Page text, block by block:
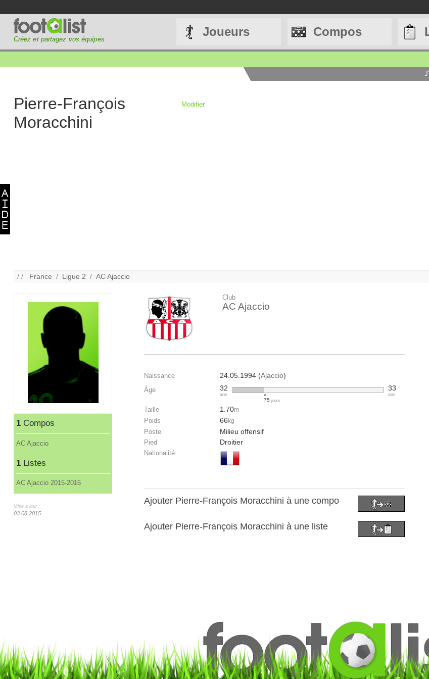
Créez et partagez vos équipes
Joueurs Compos
Pierre-François
Moracchini
Modifier
/ / France / Ligue 2 /AC Ajaccio
1Compos
AC Ajaccio
1Listes
AC Ajaccio 2015-2016
Mise à jour :
03.08.2015
Club
AC Ajaccio
Naissance 24.05.1994 (Ajaccio)
Âge 32
ans
75jours
33
ans
Taille 1.70m
Poids 66 kg
Poste Milieu offensif
Pied Droitier
Nationalité
Ajouter Pierre-François Moracchini à une compo
Ajouter Pierre-François Moracchini à une liste